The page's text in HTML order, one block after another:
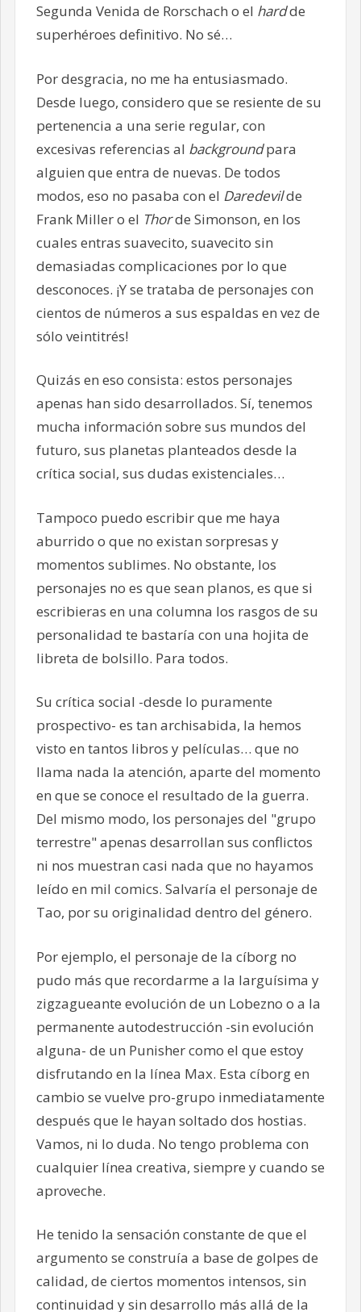
Segunda Venida de Rorschach o el hardde
superhéroes definitivo. No sé…
Por desgracia, no me ha entusiasmado.
Desde luego, considero que se resiente de su
pertenencia a una serie regular, con
excesivas referencias al backgroundpara
alguien que entra de nuevas. De todos
modos, eso no pasaba con el Daredevilde
Frank Miller o el Thorde Simonson, en los
cuales entras suavecito, suavecito sin
demasiadas complicaciones por lo que
desconoces. ¡Y se trataba de personajes con
cientos de números a sus espaldas en vez de
sólo veintitrés!
Quizás en eso consista: estos personajes
apenas han sido desarrollados. Sí, tenemos
mucha información sobre sus mundos del
futuro, sus planetas planteados desde la
crítica social, sus dudas existenciales…
Tampoco puedo escribir que me haya
aburrido o que no existan sorpresas y
momentos sublimes. No obstante, los
personajes no es que sean planos, es que si
escribieras en una columna los rasgos de su
personalidad te bastaría con una hojita de
libreta de bolsillo. Para todos.
Su crítica social -desde lo puramente
prospectivo- es tan archisabida, la hemos
visto en tantos libros y películas… que no
llama nada la atención, aparte del momento
en que se conoce el resultado de la guerra.
Del mismo modo, los personajes del "grupo
terrestre" apenas desarrollan sus conflictos
ni nos muestran casi nada que no hayamos
leído en mil comics. Salvaría el personaje de
Tao, por su originalidad dentro del género.
Por ejemplo, el personaje de la cíborg no
pudo más que recordarme a la larguísima y
zigzagueante evolución de un Lobezno o a la
permanente autodestrucción -sin evolución
alguna- de un Punisher como el que estoy
disfrutando en la línea Max. Esta cíborg en
cambio se vuelve pro-grupo inmediatamente
después que le hayan soltado dos hostias.
Vamos, ni lo duda. No tengo problema con
cualquier línea creativa, siempre y cuando se
aproveche.
He tenido la sensación constante de que el
argumento se construía a base de golpes de
calidad, de ciertos momentos intensos, sin
continuidad y sin desarrollo más allá de la